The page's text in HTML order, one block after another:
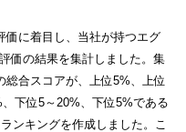
価に着目し、当社が持つエグ
価の結果を集計しました。集
合スコアが、上位5%、上位
下位5～20%、下位5%である
ンキングを作成しました。こ